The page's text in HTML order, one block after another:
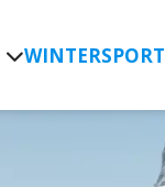
WINTERSPORT